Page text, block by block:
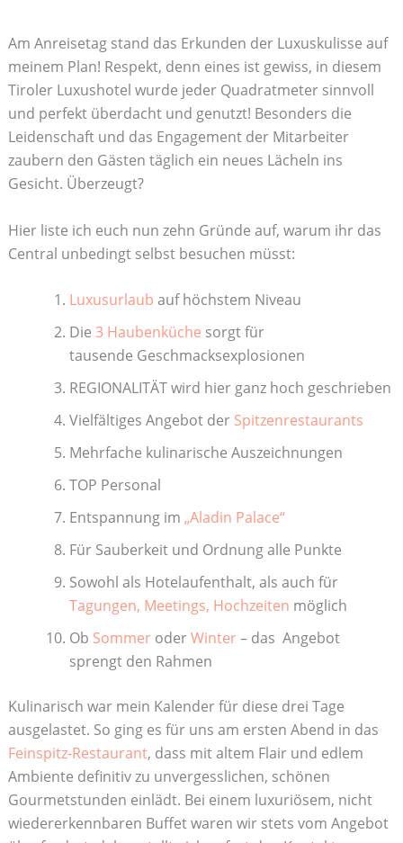
Am Anreisetag stand das Erkunden der Luxuskulisse auf
meinem Plan! Respekt, denn eines ist gewiss, in diesem
Tiroler Luxushotel wurde jeder Quadratmeter sinnvoll
und perfekt überdacht und genutzt! Besonders die
Leidenschaft und das Engagement der Mitarbeiter
zaubern den Gästen täglich ein neues Lächeln ins
Gesicht. Überzeugt?
Hier liste ich euch nun zehn Gründe auf, warum ihr das
Central unbedingt selbst besuchen müsst:
Luxusurlaub auf höchstem Niveau
Die 3 Haubenküche sorgt für
tausende Geschmacksexplosionen
REGIONALITÄT wird hier ganz hoch geschrieben
Vielfältiges Angebot der Spitzenrestaurants
Mehrfache kulinarische Auszeichnungen
TOP Personal
Entspannung im „Aladin Palace“
Für Sauberkeit und Ordnung alle Punkte
Sowohl als Hotelaufenthalt, als auch für
Tagungen, Meetings, Hochzeiten möglich
Ob SommeroderWinter– das Angebot
sprengt den Rahmen
Kulinarisch war mein Kalender für diese drei Tage
ausgelastet. So ging es für uns am ersten Abend in das
Feinspitz-Restaurant, dass mit altem Flair und edlem
Ambiente definitiv zu unvergesslichen, schönen
Gourmetstunden einlädt. Bei einem luxuriösem, nicht
wiedererkennbaren Buffet waren wir stets vom Angebot